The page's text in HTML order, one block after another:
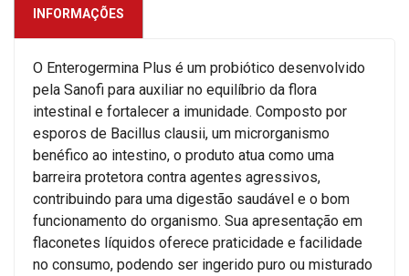
INFORMAÇÕES
O Enterogermina Plus é um probiótico desenvolvido
pela Sanofi para auxiliar no equilíbrio da flora
intestinal e fortalecer a imunidade. Composto por
esporos de Bacillus clausii, um microrganismo
benéfico ao intestino, o produto atua como uma
barreira protetora contra agentes agressivos,
contribuindo para uma digestão saudável e o bom
funcionamento do organismo. Sua apresentação em
flaconetes líquidos oferece praticidade e facilidade
no consumo, podendo ser ingerido puro ou misturado